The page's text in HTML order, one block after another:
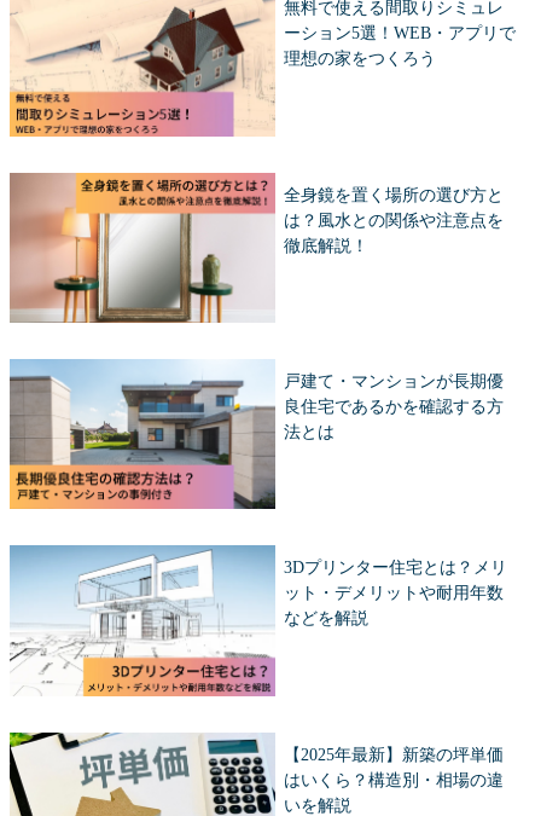
無料で使える間取りシミュレ
ーション5選！WEB・アプリで
理想の家をつくろう
全身鏡を置く場所の選び方と
は？風水との関係や注意点を
徹底解説！
戸建て・マンションが長期優
良住宅であるかを確認する方
法とは
3Dプリンター住宅とは？メリ
ット・デメリットや耐用年数
などを解説
【2025年最新】新築の坪単価
はいくら？構造別・相場の違
いを解説